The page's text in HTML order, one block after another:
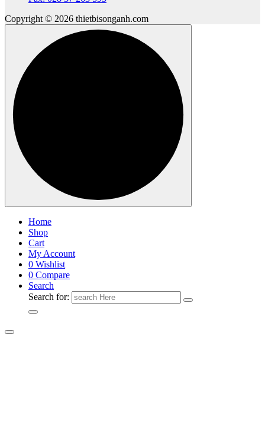
Copyright © 2026 thietbisonganh.com
Home
Shop
Cart
My Account
0 Wishlist
0 Compare
Search
Search for: